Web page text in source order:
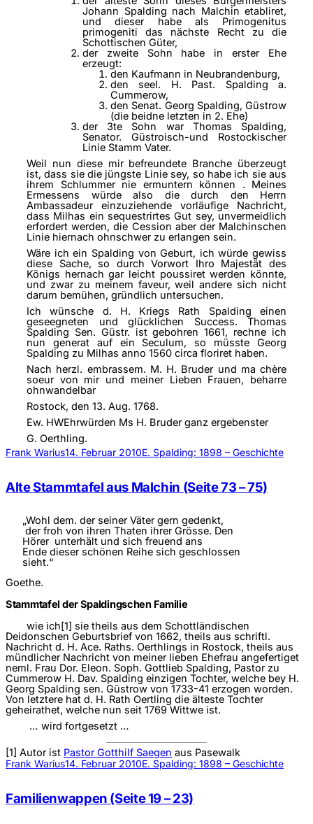
Johann Spalding nach Malchin etabliret,
und dieser habe als Primogenitus
primogeniti das nächste Recht zu die
Schottischen Güter,
der zweite Sohn habe in erster Ehe
erzeugt:
den Kaufmann in Neubrandenburg,
den seel. H. Past. Spalding a.
Cummerow,
den Senat. Georg Spalding, Güstrow
(die beidne letzten in 2. Ehe)
der 3te Sohn war Thomas Spalding,
Senator. Güstroisch-und Rostockischer
Linie Stamm Vater.
Weil nun diese mir befreundete Branche überzeugt
ist, dass sie die jüngste Linie sey, so habe ich sie aus
ihrem Schlummer nie ermuntern können . Meines
Ermessens würde also die durch den Herrn
Ambassadeur einzuziehende vorläufige Nachricht,
dass Milhas ein sequestrirtes Gut sey, unvermeidlich
erfordert werden, die Cession aber der Malchinschen
Linie hiernach ohnschwer zu erlangen sein.
Wäre ich ein Spalding von Geburt, ich würde gewiss
diese Sache, so durch Vorwort Ihro Majestät des
Königs hernach gar leicht poussiret werden könnte,
und zwar zu meinem faveur, weil andere sich nicht
darum bemühen, gründlich untersuchen.
Ich wünsche d. H. Kriegs Rath Spalding einen
geseegneten und glücklichen Success. Thomas
Spalding Sen. Güstr. ist gebohren 1661, rechne ich
nun generat auf ein Seculum, so müsste Georg
Spalding zu Milhas anno 1560 circa floriret haben.
Nach herzl. embrassem. M. H. Bruder und ma chère
soeur von mir und meiner Lieben Frauen, beharre
ohnwandelbar
Rostock, den 13. Aug. 1768.
Ew. HWEhrwürden Ms H. Bruder ganz ergebenster
G. Oerthling.
Frank Warius14. Februar 2010E. Spalding: 1898 – Geschichte
Alte Stammtafel aus Malchin (Seite 73 – 75)
„Wohl dem. der seiner Väter gern gedenkt,
der froh von ihren Thaten ihrer Grösse. Den
Hörer unterhält und sich freuend ans
Ende dieser schönen Reihe sich geschlossen
sieht.“
Goethe.
Stammtafel der Spaldingschen Familie
wie ich[1] sie theils aus dem Schottländischen
Deidonschen Geburtsbrief von 1662, theils aus schriftl.
Nachricht d. H. Ace. Raths. Oerthlings in Rostock, theils aus
mündlicher Nachricht von meiner lieben Ehefrau angefertiget
neml. Frau Dor. Eleon. Soph. Gottlieb Spalding, Pastor zu
Cummerow H. Dav. Spalding einzigen Tochter, welche bey H.
Georg Spalding sen. Güstrow von 1733-41 erzogen worden.
Von letztere hat d. H. Rath Oertling die älteste Tochter
geheirathet, welche nun seit 1769 Wittwe ist.
… wird fortgesetzt …
[1] Autor ist Pastor Gotthilf Saegen aus Pasewalk
Frank Warius14. Februar 2010E. Spalding: 1898 – Geschichte
Familienwappen (Seite 19 – 23)